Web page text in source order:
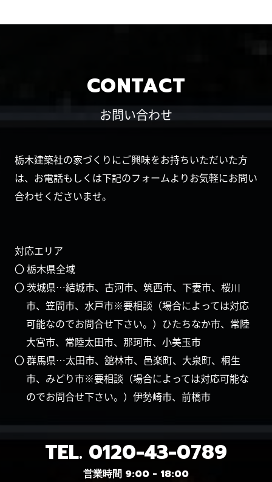
CONTACT
お問い合わせ
栃木建築社の家づくりにご興味をお持ちいただいた方
は、お電話もしくは下記のフォームよりお気軽にお問い
合わせくださいませ。
対応エリア
〇 栃木県全域
〇 茨城県…結城市、古河市、筑西市、下妻市、桜川
市、笠間市、水戸市※要相談（場合によっては対応
可能なのでお問合せ下さい。）ひたちなか市、常陸
大宮市、常陸太田市、那珂市、小美玉市
〇 群馬県…太田市、舘林市、邑楽町、大泉町、桐生
市、みどり市※要相談（場合によっては対応可能な
のでお問合せ下さい。）伊勢崎市、前橋市
TEL. 0120-43-0789
営業時間 9:00 - 18:00